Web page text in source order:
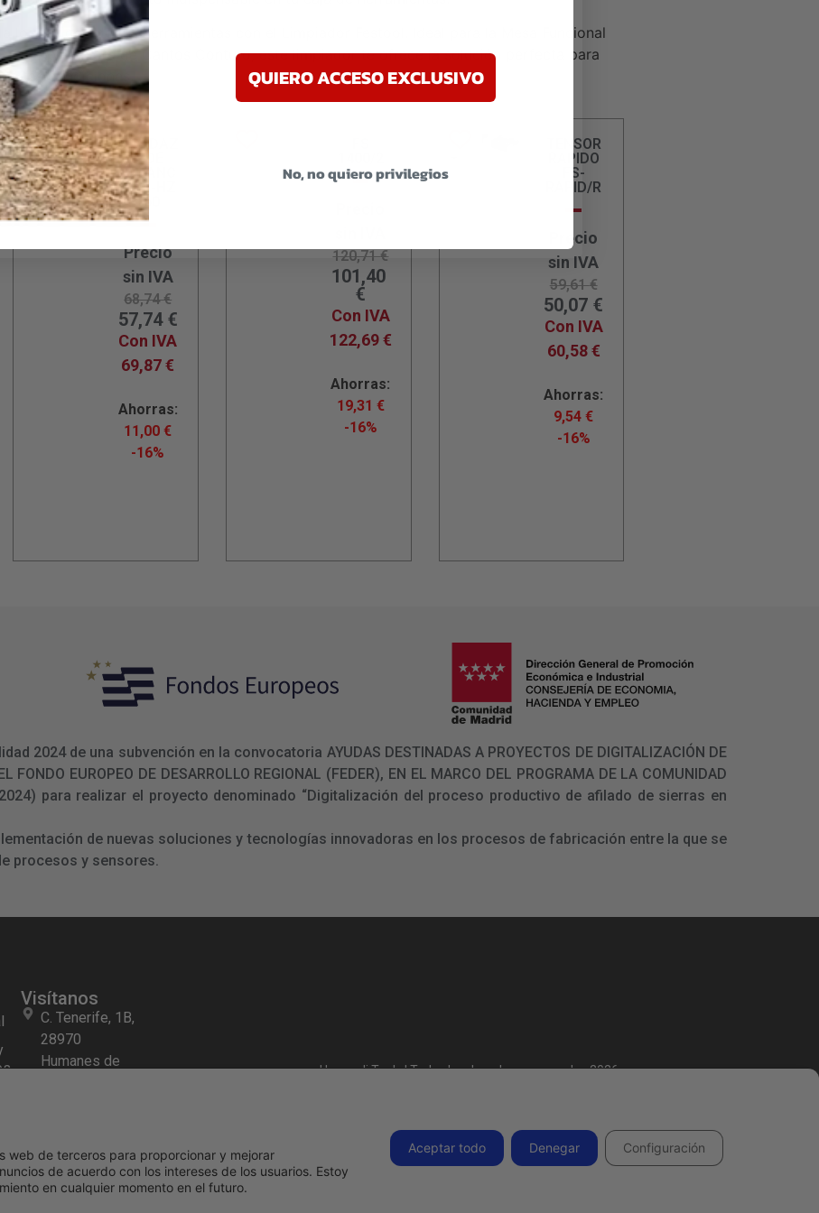
longevidad de tus herramientas con el Limpiador Festool. Ideal para la Mesa Funcional
y la Aplacadora de Cantos Conturo, este limpiador te ofrece la solución perfecta para
condiciones.
MORDAZ
A DE
PALANC
A FS-HZ
160
Precio
sin IVA
68,74€
57,74 €
Con IVA
69,87€
Ahorras:
11,00€
-16%
120,71€
101,40
€
Con IVA
122,69€
Ahorras:
19,31 €
-16%
TENSOR
RAPIDO
FS-
RAPID/R
Precio
sin IVA
59,61€
50,07 €
Con IVA
60,58€
Ahorras:
9,54€
-16%
2024 de una subvención en la convocatoria AYUDAS DESTINADAS A PROYECTOS DE DIGITALIZACIÓN DE
FONDO EUROPEO DE DESARROLLO REGIONAL (FEDER), EN EL MARCO DEL PROGRAMA DE LA COMUNIDAD
para realizar el proyecto denominado “Digitalización del proceso productivo de afilado de sierras en
de nuevas soluciones y tecnologías innovadoras en los procesos de fabricación entre la que se
procesos y sensores.
Visítanos
C. Tenerife, 1B,
28970
Humanes de
916 97 09
15
comercial@hermadi.com
Hermadi Tools | Todos los derechos reservados 2026.
web de terceros para proporcionar y mejorar
de acuerdo con los intereses de los usuarios. Estoy
en cualquier momento en el futuro.
Aceptar todo Denegar Configuración
QUIERO ACCESO EXCLUSIVO
No, no quiero privilegios